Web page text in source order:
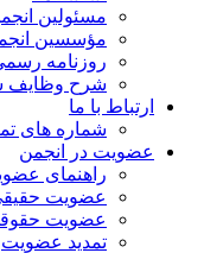
مسئولین انجمن
مؤسسین
روزنامه رسمی
شرح وظایف
ارتباط با ما
شماره های
عضویت در انجمن
راهنمای
عضویت حقیقی
عضویت حقوقی
تمدید عضویت